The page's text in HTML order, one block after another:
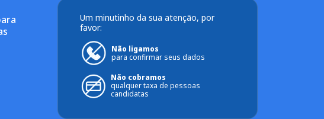
Um minutinho da sua atenção, por
favor:
Não ligamos
para confirmar seus dados
Não cobramos
qualquer taxa de pessoas
candidatas